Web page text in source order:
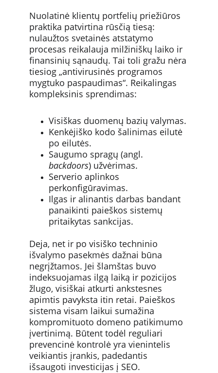
Nuolatinė klientų portfelių priežiūros
praktika patvirtina rūsčią tiesą:
nulaužtos svetainės atstatymo
procesas reikalauja milžiniškų laiko ir
finansinių sąnaudų. Tai toli gražu nėra
tiesiog „antivirusinės programos
mygtuko paspaudimas“. Reikalingas
kompleksinis sprendimas:
Visiškas duomenų bazių valymas.
Kenkėjiško kodo šalinimas eilutė
po eilutės.
Saugumo spragų (angl.
backdoors) užvėrimas.
Serverio aplinkos
perkonfigūravimas.
Ilgas ir alinantis darbas bandant
panaikinti paieškos sistemų
pritaikytas sankcijas.
Deja, net ir po visiško techninio
išvalymo pasekmės dažnai būna
negrįžtamos. Jei šlamštas buvo
indeksuojamas ilgą laiką ir pozicijos
žlugo, visiškai atkurti ankstesnes
apimtis pavyksta itin retai. Paieškos
sistema visam laikui sumažina
kompromituoto domeno patikimumo
įvertinimą. Būtent todėl reguliari
prevencinė kontrolė yra vienintelis
veikiantis įrankis, padedantis
išsaugoti investicijas į SEO.